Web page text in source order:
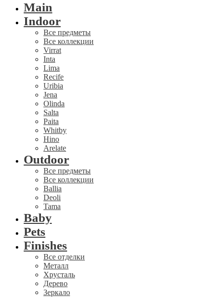
Main
Indoor
Все предметы
Все коллекции
Virrat
Inta
Lima
Recife
Uribia
Jena
Olinda
Salta
Paita
Whitby
Hino
Arelate
Outdoor
Все предметы
Все коллекции
Ballia
Deoli
Tama
Baby
Pets
Finishes
Все отделки
Металл
Хрусталь
Дерево
Зеркало